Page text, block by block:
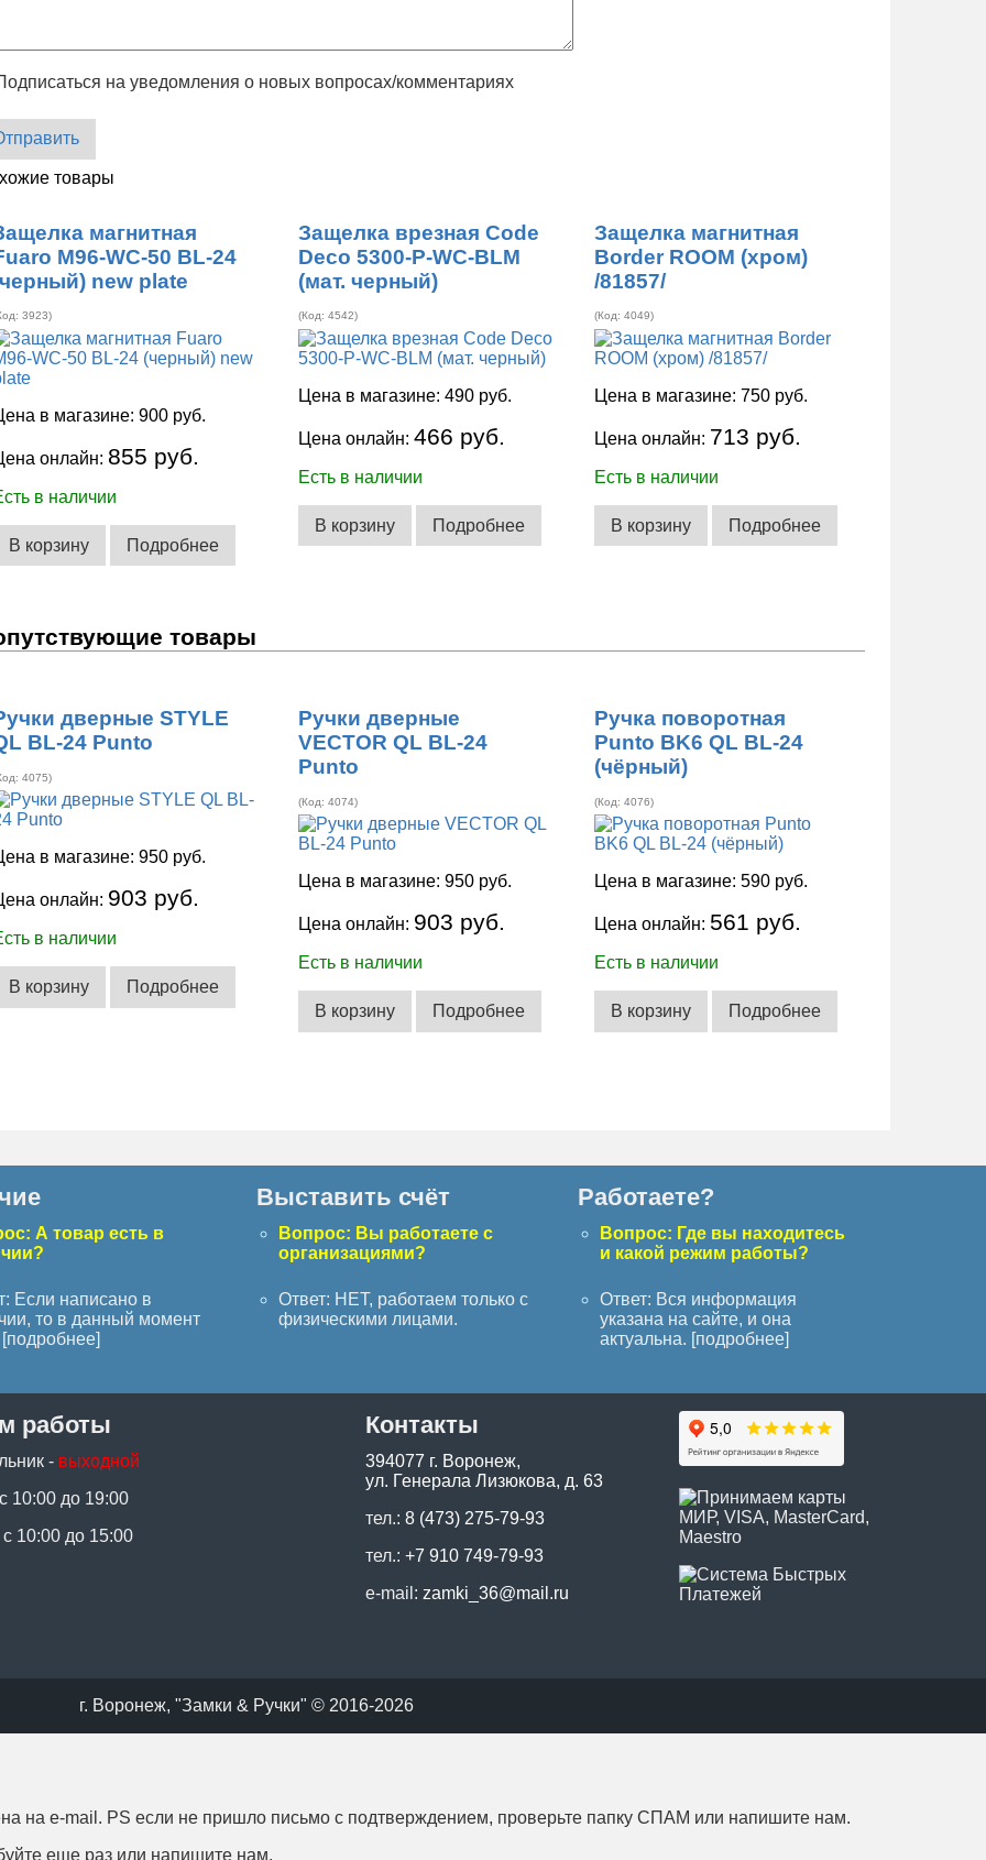
на уведомления о новых вопросах/комментариях
товары
магнитная
M96-WC-50 BL-24
new plate
3923)
в магазине: 900 руб.
онлайн: 855 руб.
в наличии
В корзину Подробнее
Защелка врезная Code
Deco 5300-P-WC-BLM
(мат. черный)
(Код:4542)
Цена в магазине:490 руб.
Цена онлайн:466 руб.
Есть в наличии
В корзину Подробнее
Защелка магнитная
Border ROOM (хром)
/81857/
(Код:4049)
Цена в магазине:750 руб.
Цена онлайн: 713 руб.
Есть в наличии
В корзину Подробнее
товары
дверные STYLE
BL-24 Punto
4075)
в магазине: 950 руб.
онлайн: 903 руб.
в наличии
В корзину Подробнее
Ручки дверные
VECTOR QL BL-24
Punto
(Код:4074)
Цена в магазине:950 руб.
Цена онлайн: 903 руб.
Есть в наличии
В корзину Подробнее
Ручка поворотная
Punto BK6 QL BL-24
(чёрный)
(Код:4076)
Цена в магазине:590 руб.
Цена онлайн: 561 руб.
Есть в наличии
В корзину Подробнее
А товар есть в
Если написано в
то в данный момент
подробнее]
Выставить счёт
Вопрос: Вы работаете с
организациями?
Ответ: НЕТ, работаем только с
физическими лицами.
Работаете?
Вопрос: Где вы находитесь
и какой режим работы?
Ответ: Вся информация
указана на сайте, и она
актуальна. [подробнее]
работы
- выходной
10:00 до 19:00
10:00 до 15:00
Контакты
394077 г. Воронеж,
ул. Генерала Лизюкова, д. 63
тел.: 8 (473) 275-79-93
тел.: +7 910 749-79-93
e-mail: zamki_36@mail.ru
г. Воронеж, "Замки & Ручки" © 2016-2026
на e-mail. PS если не пришло письмо с подтверждением, проверьте папку СПАМ или напишите нам.
еще раз или напишите нам.